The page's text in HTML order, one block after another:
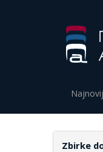
Zbirke